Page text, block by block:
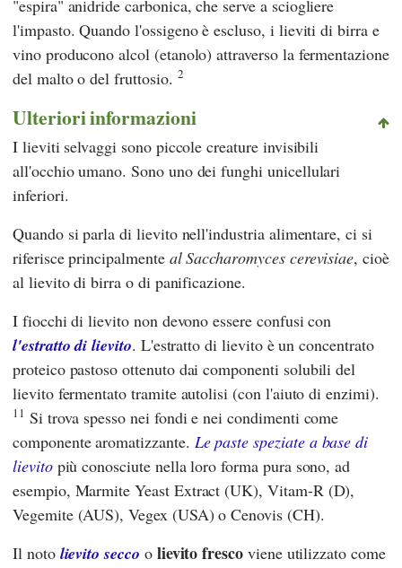
"espira" anidride carbonica, che serve a sciogliere
l'impasto. Quando l'ossigeno è escluso, i lieviti di birra e
vino producono alcol (etanolo) attraverso la fermentazione
del malto o del fruttosio. 2
Ulteriori informazioni
I lieviti selvaggi sono piccole creature invisibili
all'occhio umano. Sono uno dei funghi unicellulari
inferiori.
Quando si parla di lievito nell'industria alimentare, ci si
riferisce principalmente al Saccharomyces cerevisiae, cioè
al lievito di birra o di panificazione.
I fiocchi di lievito non devono essere confusi con
l'estratto di lievito. L'estratto di lievito è un concentrato
proteico pastoso ottenuto dai componenti solubili del
lievito fermentato tramite autolisi (con l'aiuto di enzimi).
11 Si trova spesso nei fondi e nei condimenti come
componente aromatizzante. Le paste speziate a base di
lievitopiù conosciute nella loro forma pura sono, ad
esempio, Marmite Yeast Extract (UK), Vitam-R (D),
Vegemite (AUS), Vegex (USA) o Cenovis (CH).
Il noto lievito secco o lievito frescoviene utilizzato come